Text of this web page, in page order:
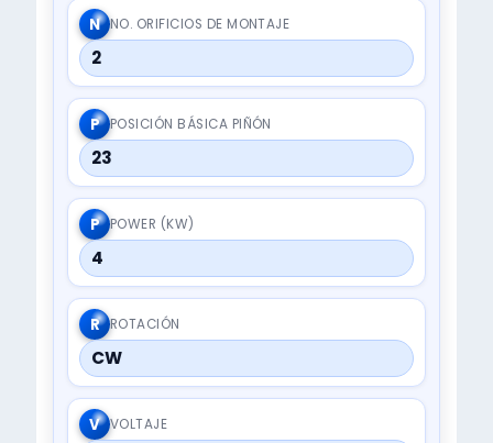
N NO. ORIFICIOS DE MONTAJE
2
P POSICIÓN BÁSICA PIÑÓN
23
P POWER (KW)
4
R ROTACIÓN
CW
V VOLTAJE